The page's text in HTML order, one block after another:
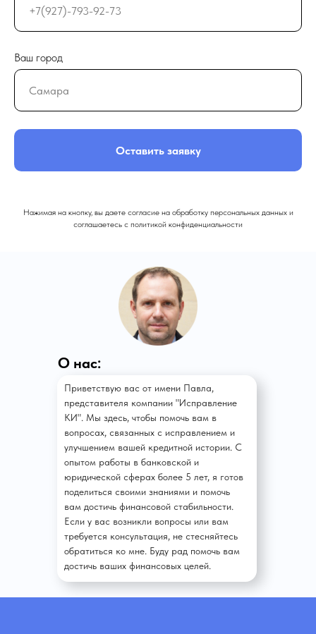
Ваш город
Оставить заявку
Нажимая на кнопку, вы даете согласие на обработку персональных данных и
соглашаетесь c политикой конфиденциальности
О нас:
Приветствую вас от имени Павла,
представителя компании "Исправление
КИ". Мы здесь, чтобы помочь вам в
вопросах, связанных с исправлением и
улучшением вашей кредитной истории. С
опытом работы в банковской и
юридической сферах более 5 лет, я готов
поделиться своими знаниями и помочь
вам достичь финансовой стабильности.
Если у вас возникли вопросы или вам
требуется консультация, не стесняйтесь
обратиться ко мне. Буду рад помочь вам
достичь ваших финансовых целей.